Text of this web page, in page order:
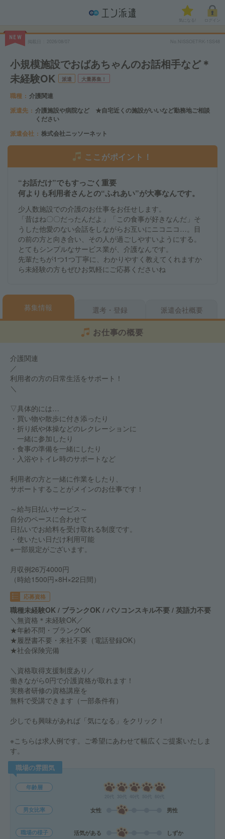
気になる!
NEW
No.NISSOETRK-1SS48
小規模施設でおばあちゃんのお話相手など＊
未経験OK
派遣 大量募集！
職種
介護関連
派遣先
介護施設や病院など ★自宅近くの施設がいいなど勤務地ご相談
ください
派遣会社
株式会社ニッソーネット
ここがポイント！
“お話だけ”でもすっごく重要
何よりも利用者さんとの“ふれあい”が大事なんです。
少人数施設での介護のお仕事をお任せします。
「昔はね〇〇だったんだよ」「この食事が好きなんだ」そ
うした他愛のない会話をしながらお互いにニコニコ…。目
の前の方と向き合い、その人が過ごしやすいようにする。
とてもシンプルなサービス業が、介護なんです。
先輩たちが1つ1つ丁寧に、わかりやすく教えてくれますか
ら未経験の方もぜひお気軽にご応募くださいね
募集情報 選考・登録 派遣会社概要
お仕事の概要
介護関連
／
利用者の方の日常生活をサポート！
＼
▽具体的には…
・買い物や散歩に付き添ったり
・折り紙や体操などのレクレーションに
一緒に参加したり
・食事の準備を一緒にしたり
・入浴やトイレ時のサポートなど
利用者の方と一緒に作業をしたり、
サポートすることがメインのお仕事です！
～給与日払いサービス～
自分のペースに合わせて
日払いでお給料を受け取れる制度です。
・使いたい日だけ利用可能
※一部規定がございます。
月収例26万4000円
（時給1500円×8H×22日間）
応募資格
職種未経験OK / ブランクOK / パソコンスキル不要 / 英語力不要
＼無資格＊未経験OK／
★年齢不問・ブランクOK
★履歴書不要・来社不要（電話登録OK）
★社会保険完備
＼資格取得支援制度あり／
働きながら0円で介護資格が取れます！
実務者研修の資格講座を
無料で受講できます（一部条件有）
少しでも興味があれば「気になる」をクリック！
※こちらは求人例です。ご希望にあわせて幅広くご提案いたしま
す。
職場の雰囲気
年齢層
男女比率 女性 男性
職場の様子 活気がある しずか